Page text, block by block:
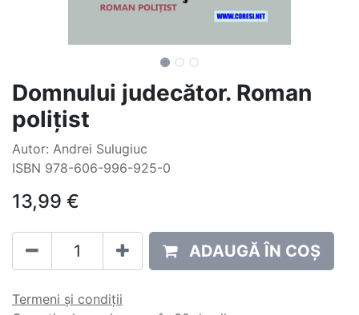
Domnului judecător. Roman
polițist
Autor: Andrei Sulugiuc
ISBN 978-606-996-925-0
13,99 €
ADAUGĂ ÎN COȘ
Termeni și condiții